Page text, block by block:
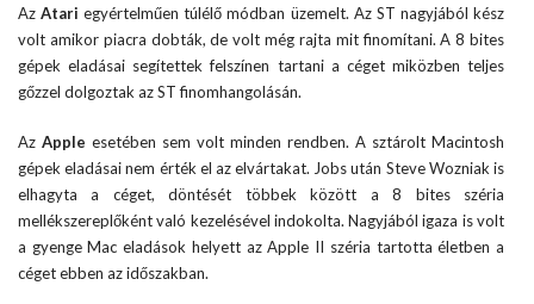
AzAtari egyértelműen túlélő módban üzemelt. Az ST nagyjából kész
volt amikor piacra dobták, de volt még rajta mit finomítani. A 8 bites
gépek eladásai segítettek felszínen tartani a céget miközben teljes
gőzzel dolgoztak az ST finomhangolásán.
Az Apple esetében sem volt minden rendben. A sztárolt Macintosh
gépek eladásai nem érték el az elvártakat. Jobs után Steve Wozniak is
elhagyta a céget, döntését többek között a 8 bites széria
mellékszereplőként való kezelésével indokolta. Nagyjából igaza is volt
a gyenge Mac eladások helyett az Apple II széria tartotta életben a
céget ebben az időszakban.